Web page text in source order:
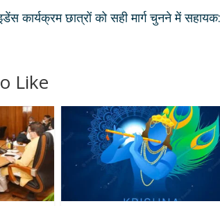
कार्यक्रम छात्रों को सही मार्ग चुनने में
Like